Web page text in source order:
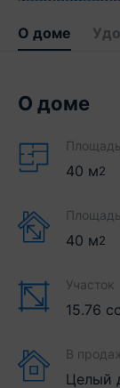
О доме
О доме
40 м2
40 м2
Участок
15.76
В
Целый